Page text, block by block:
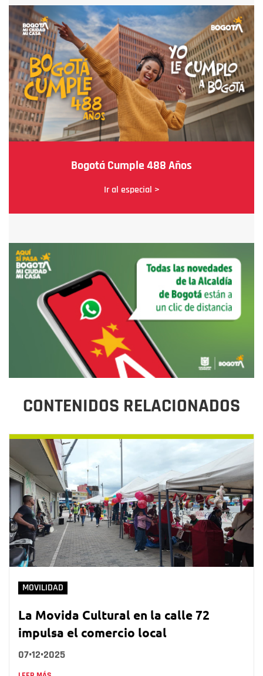
Bogotá Cumple 488 Años
Ir al especial >
CONTENIDOS RELACIONADOS
MOVILIDAD
La Movida Cultural en la calle 72
impulsa el comercio local
07•12•2025